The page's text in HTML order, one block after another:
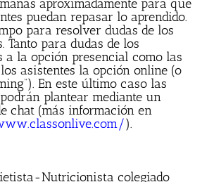
aproximadamente para que
puedan repasar lo aprendido.
para resolver dudas de los
Tanto para dudas de los
a la opción presencial como las
asistentes la opción online (o
En este último caso las
plantear mediante un
chat (más información en
).
Nutricionista colegiado